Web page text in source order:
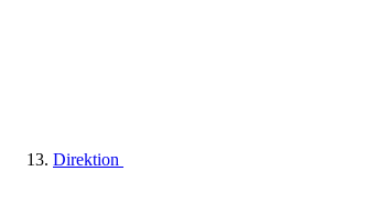
Direktion